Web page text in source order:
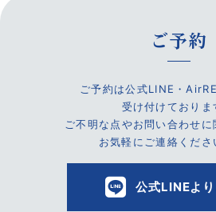
ご予約
ご予約は公式LINE・
受け付けておりま
ご不明な点やお問い合わせに
お気軽にご連絡くださ
公式LINEよ